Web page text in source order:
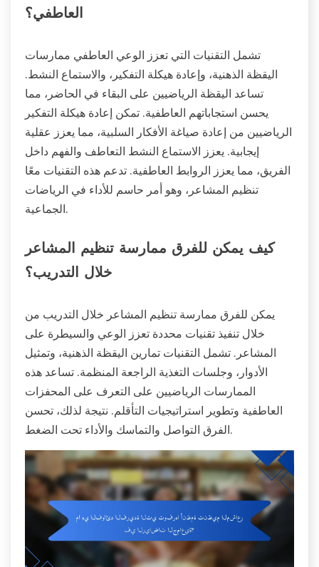
العاطفي؟
تشمل التقنيات التي تعزز الوعي العاطفي ممارسات
اليقظة الذهنية، وإعادة هيكلة التفكير، والاستماع النشط.
تساعد اليقظة الرياضيين على البقاء في الحاضر، مما
يحسن استجاباتهم العاطفية. تمكن إعادة هيكلة التفكير
الرياضيين من إعادة صياغة الأفكار السلبية، مما يعزز عقلية
إيجابية. يعزز الاستماع النشط التعاطف والفهم داخل
الفريق، مما يعزز الروابط العاطفية. تدعم هذه التقنيات معًا
تنظيم المشاعر، وهو أمر حاسم للأداء في الرياضات
الجماعية.
كيف يمكن للفرق ممارسة تنظيم المشاعر
خلال التدريب؟
يمكن للفرق ممارسة تنظيم المشاعر خلال التدريب من
خلال تنفيذ تقنيات محددة تعزز الوعي والسيطرة على
المشاعر. تشمل التقنيات تمارين اليقظة الذهنية، وتمثيل
الأدوار، وجلسات التغذية الراجعة المنظمة. تساعد هذه
الممارسات الرياضيين على التعرف على المحفزات
العاطفية وتطوير استراتيجيات التأقلم. نتيجة لذلك، تحسن
الفرق التواصل والتماسك والأداء تحت الضغط.